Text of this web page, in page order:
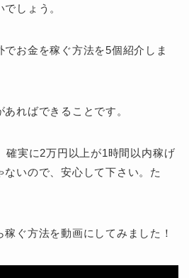
しょう。
お金を稼ぐ方法を5個紹介しま
ればできることです。
確実に2万円以上が1時間以内稼げ
ないので、安心して下さい。た
ぐ方法を動画にしてみました！